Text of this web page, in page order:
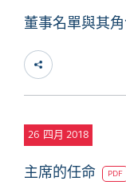
董事名單與其
26 四月 2018
主席的任命 PDF